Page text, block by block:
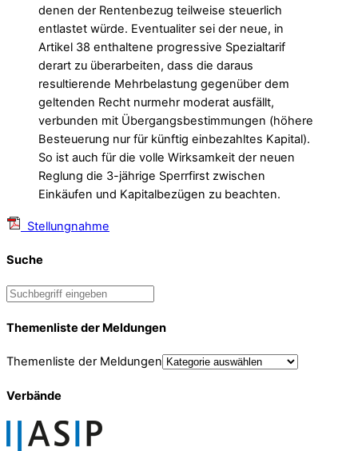
denen der Rentenbezug teilweise steuerlich
entlastet würde. Eventualiter sei der neue, in
Artikel 38 enthaltene progressive Spezialtarif
derart zu überarbeiten, dass die daraus
resultierende Mehrbelastung gegenüber dem
geltenden Recht nurmehr moderat ausfällt,
verbunden mit Übergangsbestimmungen (höhere
Besteuerung nur für künftig einbezahltes Kapital).
So ist auch für die volle Wirksamkeit der neuen
Reglung die 3-jährige Sperrfirst zwischen
Einkäufen und Kapitalbezügen zu beachten.
Stellungnahme
Suche
Themenliste der Meldungen
Themenliste der Meldungen
Verbände